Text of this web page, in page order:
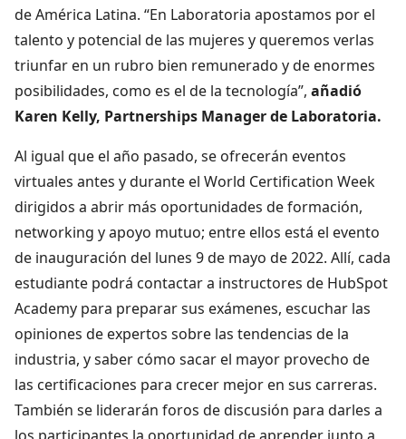
de América Latina. “En Laboratoria apostamos por el
talento y potencial de las mujeres y queremos verlas
triunfar en un rubro bien remunerado y de enormes
posibilidades, como es el de la tecnología”, añadió
Karen Kelly, Partnerships Manager de Laboratoria.
Al igual que el año pasado, se ofrecerán eventos
virtuales antes y durante el World Certification Week
dirigidos a abrir más oportunidades de formación,
networking y apoyo mutuo; entre ellos está el evento
de inauguración del lunes 9 de mayo de 2022. Allí, cada
estudiante podrá contactar a instructores de HubSpot
Academy para preparar sus exámenes, escuchar las
opiniones de expertos sobre las tendencias de la
industria, y saber cómo sacar el mayor provecho de
las certificaciones para crecer mejor en sus carreras.
También se liderarán foros de discusión para darles a